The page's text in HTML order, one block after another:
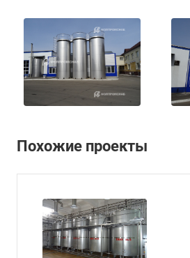
Похожие проекты